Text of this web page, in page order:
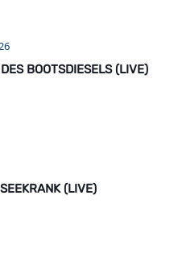
BOOTSDIESELS (LIVE)
(LIVE)